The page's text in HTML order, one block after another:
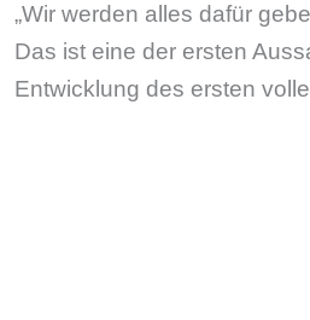
„Wir werden alles dafür
Das ist eine der ersten
Entwicklung des ersten